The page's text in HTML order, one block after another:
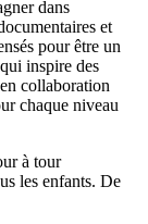
dans
et
pour être un
inspire des
collaboration
chaque niveau
à tour
les enfants. De